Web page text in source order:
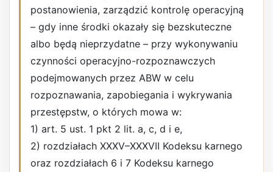
postanowienia, zarządzić kontrolę operacyjną
– gdy inne środki okazały się bezskuteczne
albo będą nieprzydatne – przy wykonywaniu
czynności operacyjno-rozpoznawczych
podejmowanych przez ABW w celu
rozpoznawania, zapobiegania i wykrywania
przestępstw, o których mowa w:
1) art. 5 ust. 1 pkt 2 lit. a, c, d i e,
2) rozdziałach XXXV–XXXVII Kodeksu karnego
oraz rozdziałach 6 i 7 Kodeksu karnego